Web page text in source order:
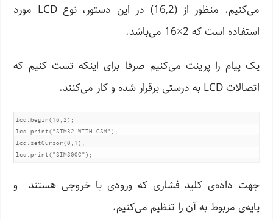
می‌کنیم. منظور از (16,2) در این دستور، نوع LCD مورد
استفاده است که 2×16 می‌باشد.
یک پیام را پرینت می‌کنیم صرفا برای اینکه تست کنیم که
اتصالات LCD به درستی برقرار شده‌ و کار می‌کنند.
lcd.begin(16,2);
lcd.print("STM32 WITH GSM");
lcd.setCursor(0,1);
lcd.print("SIM800C");
جهت داده‌ی کلید فشاری که ورودی یا خروجی هستند و
پایه‌ی مربوط به آن را تنظیم می‌کنیم.